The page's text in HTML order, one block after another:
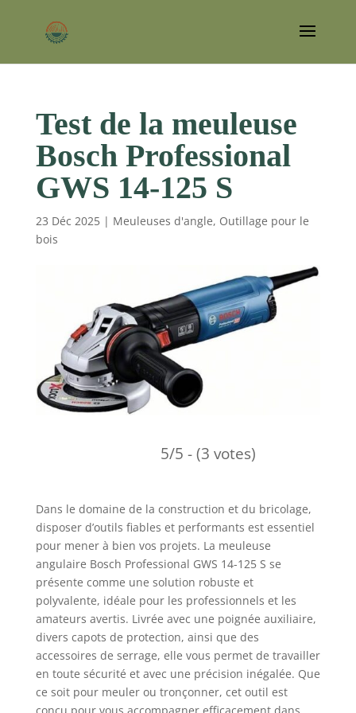
Test de la meuleuse
Bosch Professional
GWS 14-125 S
23 Déc 2025| Meuleuses d'angle, Outillage pour le
bois
5/5 - (3 votes)
Dans le domaine de la construction et du bricolage,
disposer d’outils fiables et performants est essentiel
pour mener à bien vos projets. La meuleuse
angulaire Bosch Professional GWS 14-125 S se
présente comme une solution robuste et
polyvalente, idéale pour les professionnels et les
amateurs avertis. Livrée avec une poignée auxiliaire,
divers capots de protection, ainsi que des
accessoires de serrage, elle vous permet de travailler
en toute sécurité et avec une précision inégalée. Que
ce soit pour meuler ou tronçonner, cet outil est